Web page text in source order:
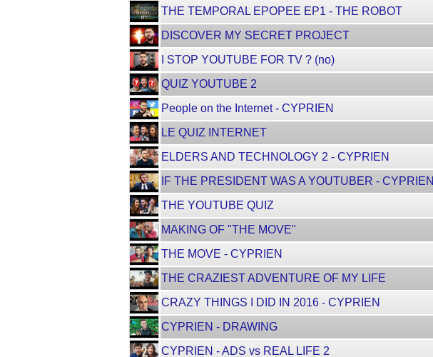
THE TEMPORAL EPOPEE EP1 - THE ROBOT
DISCOVER MY SECRET PROJECT
I STOP YOUTUBE FOR TV ? (no)
QUIZ YOUTUBE 2
People on the Internet - CYPRIEN
LE QUIZ INTERNET
ELDERS AND TECHNOLOGY 2 - CYPRIEN
IF THE PRESIDENT WAS A YOUTUBER - CYPRIEN
THE YOUTUBE QUIZ
MAKING OF "THE MOVE"
THE MOVE - CYPRIEN
THE CRAZIEST ADVENTURE OF MY LIFE
CRAZY THINGS I DID IN 2016 - CYPRIEN
CYPRIEN - DRAWING
CYPRIEN - ADS vs REAL LIFE 2